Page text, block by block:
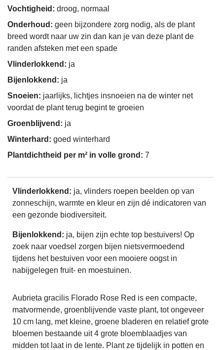
Vochtigheid: droog, normaal
Onderhoud: geen bijzondere zorg nodig, als de plant
breed wordt naar uw zin dan kan je van deze plant de
randen afsteken met een spade
Vlinderlokkend: ja
Bijenlokkend: ja
Snoeien: jaarlijks, lichtjes insnoeien na de winter net
voordat de plant terug begint te groeien
Groenblijvend: ja
Winterhard: goed winterhard
Plantdichtheid per m² in volle grond: 7
Vlinderlokkend: ja, vlinders roepen beelden op van
zonneschijn, warmte en kleur en zijn dé indicatoren van
een gezonde biodiversiteit.
Bijenlokkend: ja, bijen zijn echte top bestuivers! Op
zoek naar voedsel zorgen bijen nietsvermoedend
tijdens het bestuiven voor een mooiere oogst in
nabijgelegen fruit- en moestuinen.
Aubrieta gracilis Florado Rose Red is een compacte,
matvormende, groenblijvende vaste plant, tot ongeveer
10 cm lang, met kleine, groene bladeren en relatief grote
bloemen bestaande uit 4 grote bloemblaadjes van
midden tot laat in de lente. Plant ze tijdelijk in potten en